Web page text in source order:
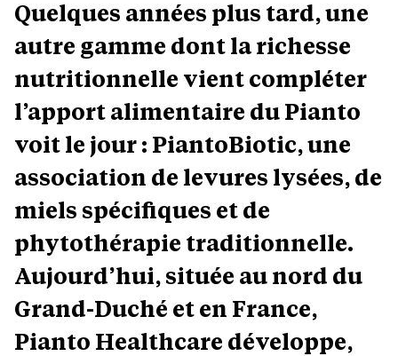
Quelques années plus tard, une
autre gamme dont la richesse
nutritionnelle vient compléter
l’apport alimentaire du Pianto
voit le jour : PiantoBiotic, une
association de levures lysées, de
miels spécifiques et de
phytothérapie traditionnelle.
Aujourd’hui, située au nord du
Grand-Duché et en France,
Pianto Healthcare développe,